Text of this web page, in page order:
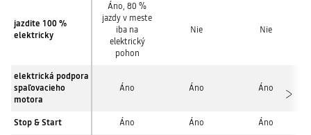
jazdite 100 %
elektricky
Áno, 80 %
jazdy v meste
iba na
elektrický
pohon
Nie Nie
elektrická podpora
spaľovacieho
motora
Áno Áno Áno
Stop & Start Áno Áno Áno